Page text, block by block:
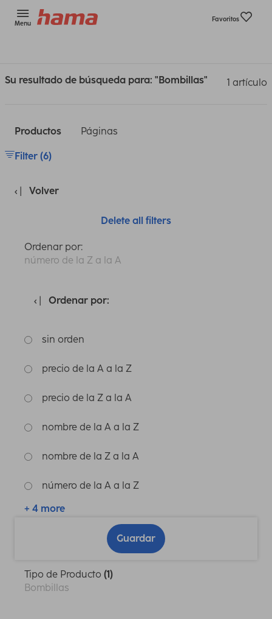
Menu
Favoritos
Su resultado de búsqueda para: "Bombillas" 1 artículo
Productos Páginas
Filter (6)
Volver
Delete all filters
Ordenar por:
número de la Z a la A
Ordenar por:
sin orden
precio de la A a la Z
precio de la Z a la A
nombre de la A a la Z
nombre de la Z a la A
número de la A a la Z
+ 4 more
Guardar
Tipo de Producto (1)
Bombillas